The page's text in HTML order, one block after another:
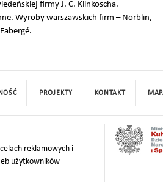
firmy J. C. Klinkoscha.
Wyroby warszawskich firm – Norblin,
reklamowych i
użytkowników
PROJEKTY KONTAKT